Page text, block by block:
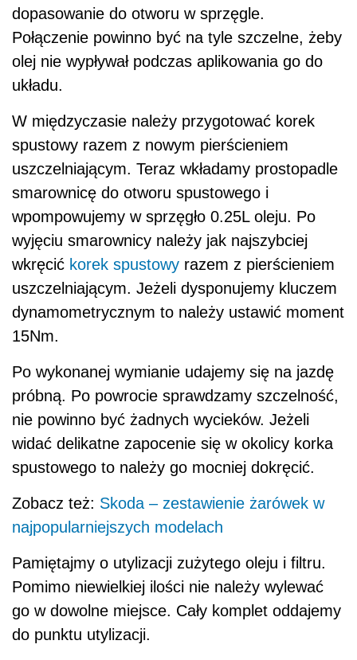
dopasowanie do otworu w sprzęgle.
Połączenie powinno być na tyle szczelne, żeby
olej nie wypływał podczas aplikowania go do
układu.
W międzyczasie należy przygotować korek
spustowy razem z nowym pierścieniem
uszczelniającym. Teraz wkładamy prostopadle
smarownicę do otworu spustowego i
wpompowujemy w sprzęgło 0.25L oleju. Po
wyjęciu smarownicy należy jak najszybciej
wkręcić korek spustowy razem z pierścieniem
uszczelniającym. Jeżeli dysponujemy kluczem
dynamometrycznym to należy ustawić moment
15Nm.
Po wykonanej wymianie udajemy się na jazdę
próbną. Po powrocie sprawdzamy szczelność,
nie powinno być żadnych wycieków. Jeżeli
widać delikatne zapocenie się w okolicy korka
spustowego to należy go mocniej dokręcić.
Zobacz też: Skoda – zestawienie żarówek w
najpopularniejszych modelach
Pamiętajmy o utylizacji zużytego oleju i filtru.
Pomimo niewielkiej ilości nie należy wylewać
go w dowolne miejsce. Cały komplet oddajemy
do punktu utylizacji.